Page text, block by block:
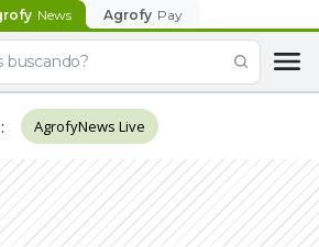
News Agrofy Pay
: AgrofyNews Live